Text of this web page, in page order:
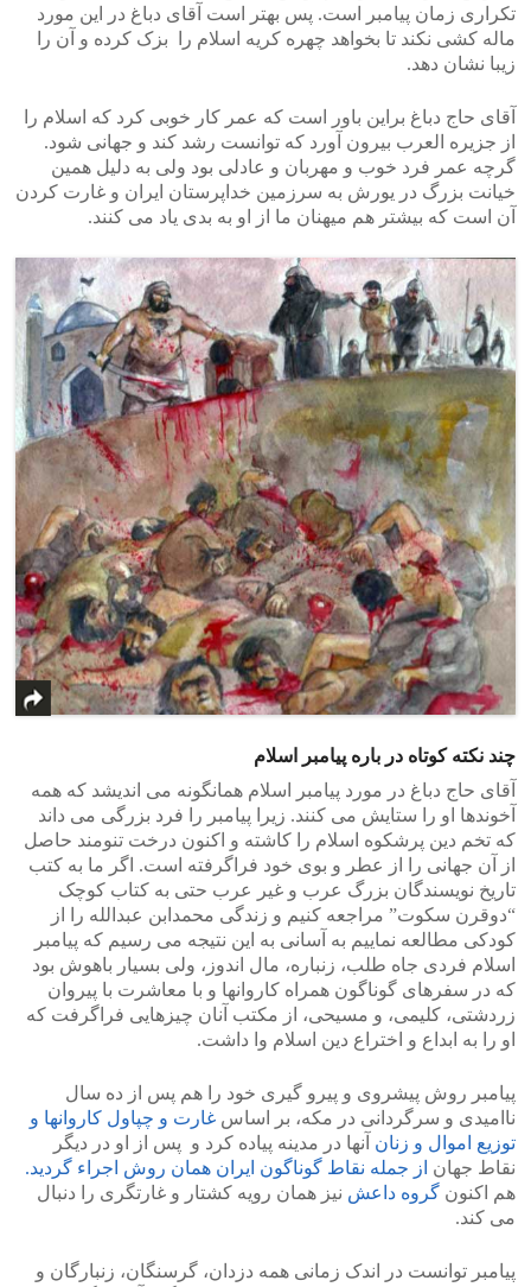
تکراری زمان پیامبر است. پس بهتر است آقای دباغ در این مورد
ماله کشی نکند تا بخواهد چهره کریه اسلام را بزک کرده و آن را
زیبا نشان دهد.
آقای حاج دباغ براین باور است که عمر کار خوبی کرد که اسلام را
از جزیره العرب بیرون آورد که توانست رشد کند و جهانی شود.
گرچه عمر فرد خوب و مهربان و عادلی بود ولی به دلیل همین
خیانت بزرگ در یورش به سرزمین خداپرستان ایران و غارت کردن
آن است که بیشتر هم میهنان ما از او به بدی یاد می کنند.
چند نکته کوتاه در باره پیامبر اسلام
آقای حاج دباغ در مورد پیامبر اسلام همانگونه می اندیشد که همه
آخوندها او را ستایش می کنند. زیرا پیامبر را فرد بزرگی می داند
که تخم دین پرشکوه اسلام را کاشته و اکنون درخت تنومند حاصل
از آن جهانی را از عطر و بوی خود فراگرفته است. اگر ما به کتب
تاریخ نویسندگان بزرگ عرب و غیر عرب حتی به کتاب کوچک
“دوقرن سکوت” مراجعه کنیم و زندگی محمدابن عبدالله را از
کودکی مطالعه نماییم به آسانی به این نتیجه می رسیم که پیامبر
اسلام فردی جاه طلب، زنباره، مال اندوز، ولی بسیار باهوش بود
که در سفرهای گوناگون همراه کاروانها و با معاشرت با پیروان
زردشتی، کلیمی، و مسیحی، از مکتب آنان چیزهایی فراگرفت که
او را به ابداع و اختراع دین اسلام وا داشت.
پیامبر روش پیشروی و پیرو گیری خود را هم پس از ده سال
ناامیدی و سرگردانی در مکه، بر اساس غارت و چپاول کاروانها و
توزیع اموال و زنان آنها در مدینه پیاده کرد و پس از او در دیگر
نقاط جهان از جمله نقاط گوناگون ایران همان روش اجراء گردید.
هم اکنون گروه داعش نیز همان رویه کشتار و غارتگری را دنبال
می کند.
پیامبر توانست در اندک زمانی همه دزدان، گرسنگان، زنبارگان و